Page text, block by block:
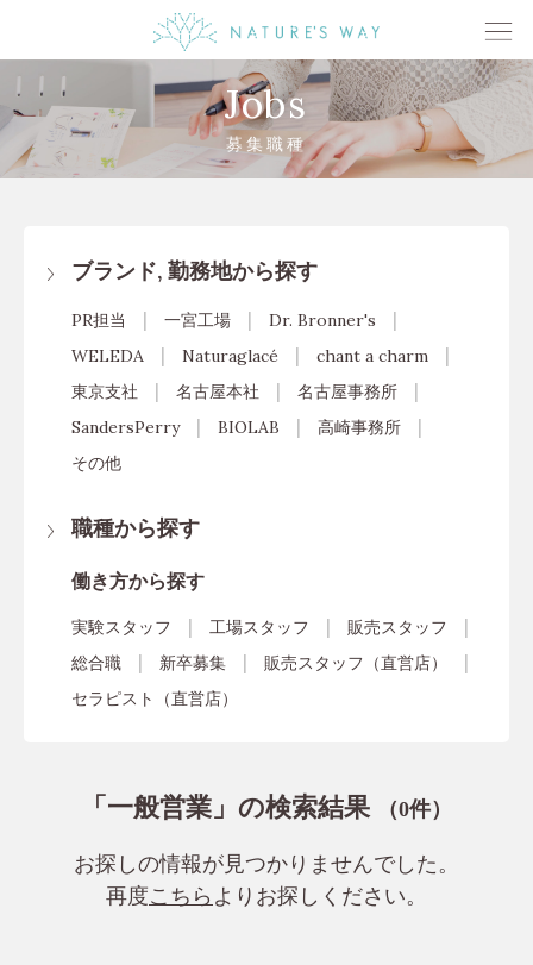
Jobs
募集職種
ブランド, 勤務地から探す
PR担当 一宮工場
Dr. Bronner's
WELEDA
Naturaglacé
chant a charm
東京支社
名古屋本社
名古屋事務所
SandersPerry
BIOLAB
高崎事務所
その他
職種から探す
働き方から探す
実験スタッフ 工場スタッフ
販売スタッフ
総合職
新卒募集
販売スタッフ（直営店）
セラピスト（直営店）
「一般営業」の検索結果 （0件）
お探しの情報が見つかりませんでした。
再度こちら よりお探しください。